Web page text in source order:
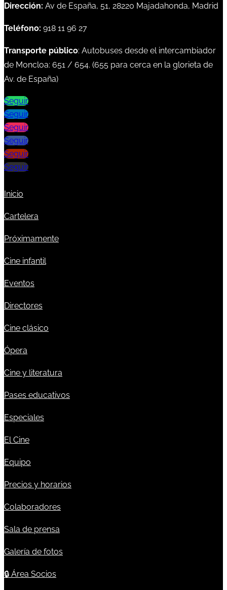
Dirección: Av de España, 51, 28220 Majadahonda, Madrid
Teléfono: 918 11 96 27
Transporte público: Autobuses desde el intercambiador
de Moncloa: 651 / 654. (655 para cerca en la glorieta de
Av. de España)
Seguir
Seguir
Seguir
Seguir
Seguir
Seguir
Inicio
Cartelera
Próximamente
Cine infantil
Eventos
Directores
Cine clásico
Ópera
Cine y literatura
Pases educativos
Especiales
El Cine
Equipo
Precios y horarios
Colaboradores
Sala de prensa
Galería de fotos
🔒 Área Socios